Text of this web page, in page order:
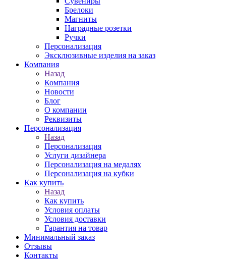
Брелоки
Магниты
Наградные розетки
Ручки
Персонализация
Эксклюзивные изделия на заказ
Компания
Назад
Компания
Новости
Блог
О компании
Реквизиты
Персонализация
Назад
Персонализация
Услуги дизайнера
Персонализация на медалях
Персонализация на кубки
Как купить
Назад
Как купить
Условия оплаты
Условия доставки
Гарантия на товар
Минимальный заказ
Отзывы
Контакты